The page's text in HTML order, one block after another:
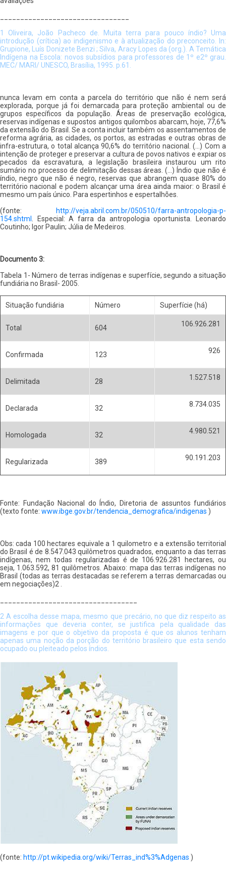
1 Oliveira, João Pacheco de. Muita terra para pouco índio? Uma
introdução (crítica) ao indigenismo e à atualização do preconceito. In:
Grupione, Luís Donizete Benzi ; Silva, Aracy Lopes da (org.). A Temática
Indígena na Escola: novos subsídios para professores de 1º e2º grau.
MEC/ MARI/ UNESCO, Brasília, 1995. p.61.
nunca levam em conta a parcela do território que não é nem será
explorada, porque já foi demarcada para proteção ambiental ou de
grupos específicos da população. Áreas de preservação ecológica,
reservas indígenas e supostos antigos quilombos abarcam, hoje, 77,6%
da extensão do Brasil. Se a conta incluir também os assentamentos de
reforma agrária, as cidades, os portos, as estradas e outras obras de
infra-estrutura, o total alcança 90,6% do território nacional. (...) Com a
intenção de proteger e preservar a cultura de povos nativos e expiar os
pecados da escravatura, a legislação brasileira instaurou um rito
sumário no processo de delimitação dessas áreas. (...) Índio que não é
índio, negro que não é negro, reservas que abrangem quase 80% do
território nacional e podem alcançar uma área ainda maior: o Brasil é
mesmo um país único. Para espertinhos e espertalhões.
(fonte:
http://veja.abril.com.br/050510/farra-antropologia-p-
154.shtml
. Especial: A farra da antropologia oportunista. Leonardo
Coutinho; Igor Paulin; Júlia de Medeiros.
Documento 3:
Tabela 1- Número de terras indígenas e superfície, segundo a situação
fundiária no Brasil- 2005.
Situação fundiária Número Superfície (há)
Total 604 106.926.281
Confirmada 123 926
Delimitada 28 1.527.518
Declarada 32 8.734.035
Homologada 32 4.980.521
Regularizada 389 90.191.203
Fonte: Fundação Nacional do Índio, Diretoria de assuntos fundiários
(texto fonte: www.ibge.gov.br/tendencia_demografica/indigenas )
Obs: cada 100 hectares equivale a 1 quilometro e a extensão territorial
do Brasil é de 8.547.043 quilômetros quadrados, enquanto a das terras
indígenas, nem todas regularizadas é de 106.926.281 hectares, ou
seja, 1.063.592, 81 quilômetros. Abaixo: mapa das terras indígenas no
Brasil (todas as terras destacadas se referem a terras demarcadas ou
em negociações)2 .
2 A escolha desse mapa, mesmo que precário, no que diz respeito as
informações que deveria conter, se justifica pela qualidade das
imagens e por que o objetivo da proposta é que os alunos tenham
apenas uma noção da porção do território brasileiro que esta sendo
ocupado ou pleiteado pelos índios.
(fonte: http://pt.wikipedia.org/wiki/Terras_ind%3%Adgenas )